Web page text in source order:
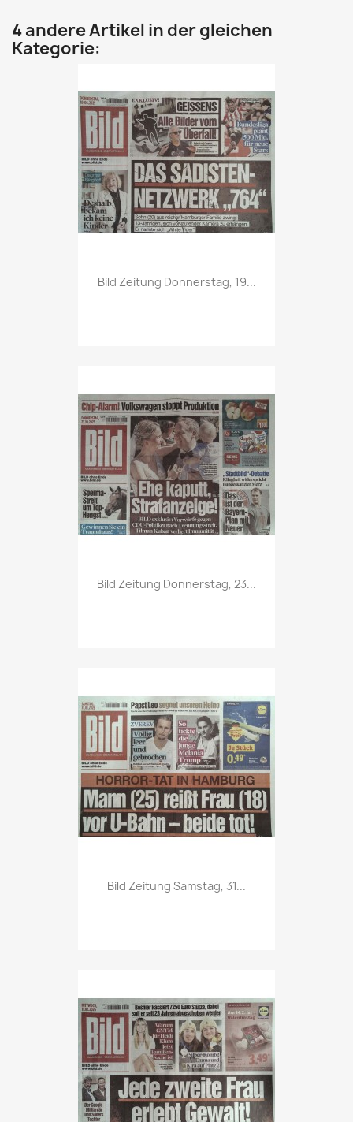
4 andere Artikel in der gleichen
Kategorie:
Vorschau
Bild Zeitung Donnerstag, 19...
Vorschau
Bild Zeitung Donnerstag, 23...
Vorschau
Bild Zeitung Samstag, 31...